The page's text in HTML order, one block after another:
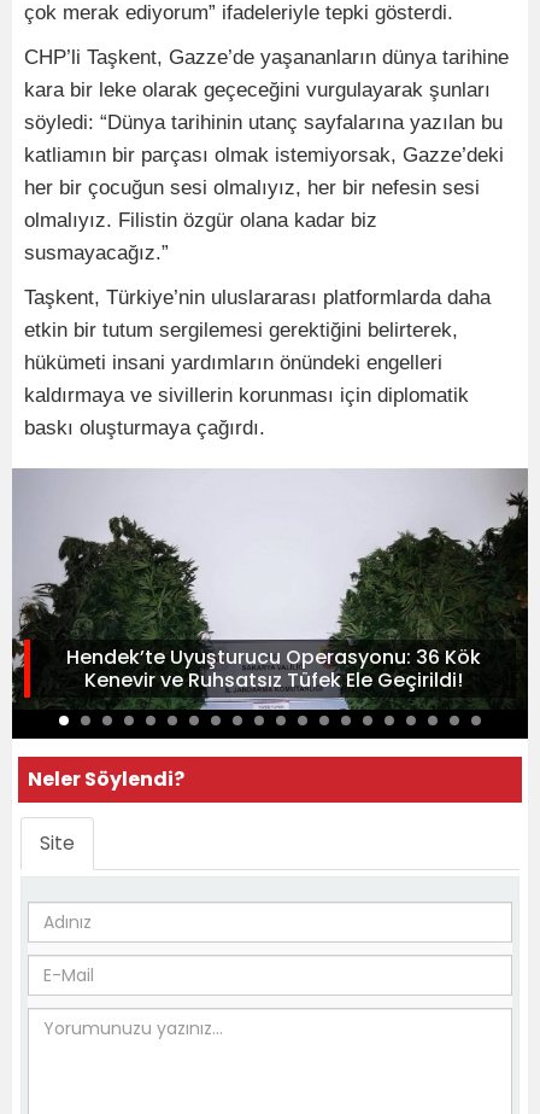
çok merak ediyorum” ifadeleriyle tepki gösterdi.
CHP’li Taşkent, Gazze’de yaşananların dünya tarihine
kara bir leke olarak geçeceğini vurgulayarak şunları
söyledi: “Dünya tarihinin utanç sayfalarına yazılan bu
katliamın bir parçası olmak istemiyorsak, Gazze’deki
her bir çocuğun sesi olmalıyız, her bir nefesin sesi
olmalıyız. Filistin özgür olana kadar biz
susmayacağız.”
Taşkent, Türkiye’nin uluslararası platformlarda daha
etkin bir tutum sergilemesi gerektiğini belirterek,
hükümeti insani yardımların önündeki engelleri
kaldırmaya ve sivillerin korunması için diplomatik
baskı oluşturmaya çağırdı.
Hendek’te Uyuşturucu Operasyonu: 36 Kök
Kenevir ve Ruhsatsız Tüfek Ele Geçirildi!
Neler Söylendi?
Site